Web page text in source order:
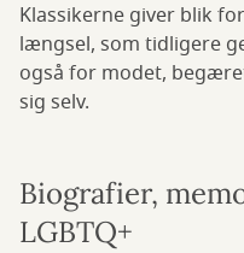
Klassikerne giver blik
længsel, som tidligere
også for modet,
sig selv.
Biografier,
LGBTQ+